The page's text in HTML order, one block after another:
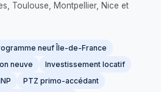
Toulouse, Montpellier, Nice et
neuf Île-de-France
neuve
Investissement locatif
PTZ primo-accédant